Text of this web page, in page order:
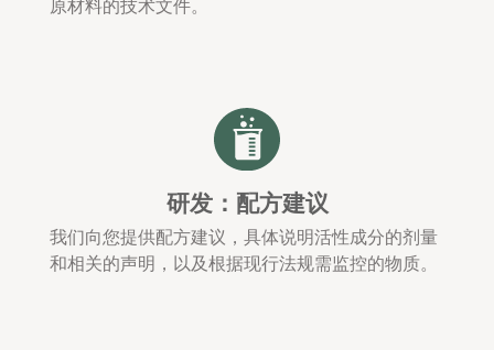
研发：配方建议
我们向您提供配方建议，具体说明活性成分的剂量
和相关的声明，以及根据现行法规需监控的物质。